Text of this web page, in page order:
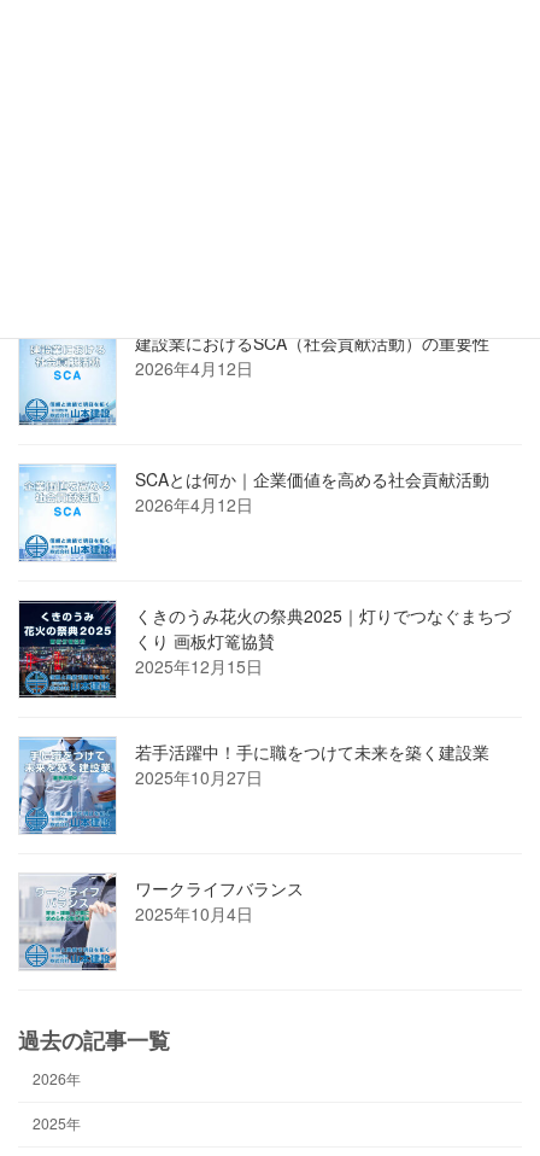
建設業におけるSCA（社会貢献活動）の重要性
2026年4月12日
SCAとは何か｜企業価値を高める社会貢献活動
2026年4月12日
くきのうみ花火の祭典2025｜灯りでつなぐまちづ
くり 画板灯篭協賛
2025年12月15日
若手活躍中！手に職をつけて未来を築く建設業
2025年10月27日
ワークライフバランス
2025年10月4日
過去の記事一覧
2026年
2025年